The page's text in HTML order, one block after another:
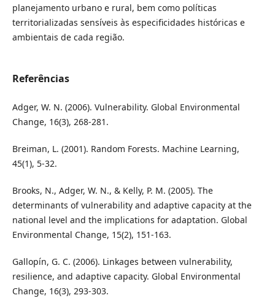
planejamento urbano e rural, bem como políticas
territorializadas sensíveis às especificidades históricas e
ambientais de cada região.
Referências
Adger, W. N. (2006). Vulnerability. Global Environmental
Change, 16(3), 268-281.
Breiman, L. (2001). Random Forests. Machine Learning,
45(1), 5-32.
Brooks, N., Adger, W. N., & Kelly, P. M. (2005). The
determinants of vulnerability and adaptive capacity at the
national level and the implications for adaptation. Global
Environmental Change, 15(2), 151-163.
Gallopín, G. C. (2006). Linkages between vulnerability,
resilience, and adaptive capacity. Global Environmental
Change, 16(3), 293-303.